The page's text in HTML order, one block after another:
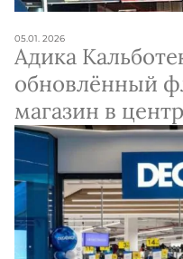
05.01. 2026
Адика
обновлённый
магазин в